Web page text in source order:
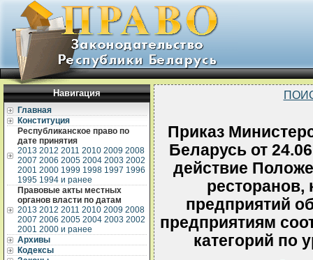
Навигация
Главная
Конституция
Республиканское право по
дате принятия
2013 2012 2011 2010 2009 2008
2007 2006 2005 2004 2003 2002
2001 2000 1999 1998 1997 1996
1995 1994 и ранее
Правовые акты местных
органов власти по датам
2013 2012 2011 2010 2009 2008
2007 2006 2005 2004 2003 2002
2001 2000 и ранее
Архивы
Кодексы
Приказ
Беларусь от
действие
ресторанов,
предприятий
предприятиям
категорий по